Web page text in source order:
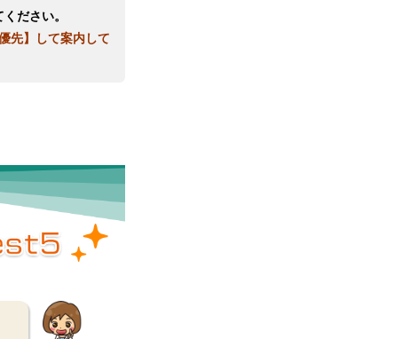
ださい。
優先】して案内して